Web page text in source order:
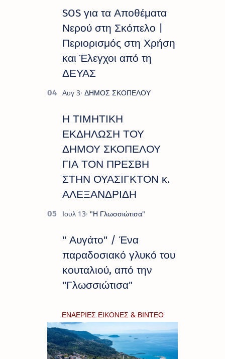
SOS για τα Αποθέματα
Νερού στη Σκόπελο |
Περιορισμός στη Χρήση
και Έλεγχοι από τη
ΔΕΥΑΣ
Η ΤΙΜΗΤΙΚΗ
ΕΚΔΗΛΩΣΗ ΤΟΥ
ΔΗΜΟΥ ΣΚΟΠΕΛΟΥ
ΓΙΑ ΤΟΝ ΠΡΕΣΒΗ
ΣΤΗΝ ΟΥΑΣΙΓΚΤΟΝ κ.
ΑΛΕΞΑΝΔΡΙΔΗ
" Αυγάτο" / Ένα
παραδοσιακό γλυκό του
κουταλιού, από την
"Γλωσσιώτισα"
ΕΝΑΕΡΙΕΣ ΕΙΚΟΝΕΣ & ΒΙΝΤΕΟ